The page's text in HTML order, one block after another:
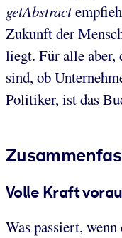
getAbstract
Zukunft der
liegt. Für alle
sind, ob
Politiker, ist das
Volle Kraft
Was passiert,